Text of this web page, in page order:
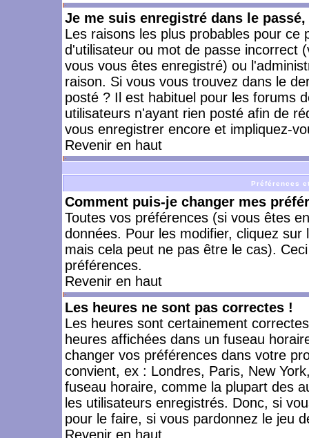
Je me suis enregistré dans le
Les raisons les plus probables pour
d'utilisateur ou mot de passe incorrect
vous vous êtes enregistré) ou
raison. Si vous vous trouvez dans le
posté ? Il est habituel pour les forums
utilisateurs n'ayant rien posté afin de
vous enregistrer encore et impliquez-
Revenir en haut
Préférences
Comment puis-je changer mes
Toutes vos préférences (si vous êtes
données. Pour les modifier, cliquez sur
mais cela peut ne pas être le cas).
préférences.
Revenir en haut
Les heures ne sont pas correctes !
Les heures sont certainement
heures affichées dans un fuseau
changer vos préférences dans votre
convient, ex : Londres, Paris, New
fuseau horaire, comme la plupart des
les utilisateurs enregistrés. Donc, si
pour le faire, si vous pardonnez le jeu
Revenir en haut